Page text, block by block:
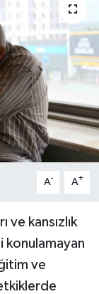
A- A+
ve kansızlık
konulamayan
ve